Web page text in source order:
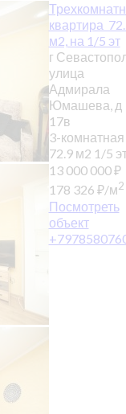
квартира
м2, на 1/5 эт
г
улица
Адмирала
Юмашева, д
17в
3-комнатная
72.9 м2 1/5
13 000 000₽
178 326 ₽/м2
Посмотреть
объект